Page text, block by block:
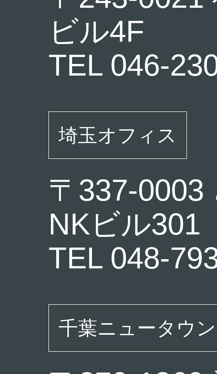
ビル4F
TEL 046-
埼玉オフィス
〒337-0003
NKビル301
TEL 048-
千葉ニュータウ